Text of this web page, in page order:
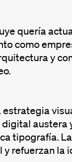
quería
como
y
estrategia
austera
tipografía.
y refuerzan la